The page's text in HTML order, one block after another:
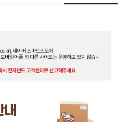
네이버 스마트스토어
바일 어플 외 다른 사이트는 운영하고 있지 않습니
시 전자랜드 고객센터로 신고해주세요.